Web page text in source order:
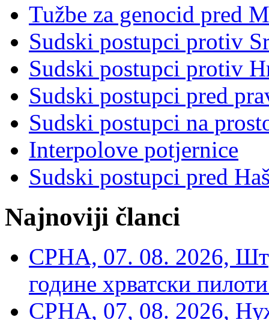
Tužbe za genocid pred
Sudski postupci protiv
Sudski postupci protiv
Sudski postupci pred
Sudski postupci na
Interpolove potjernice
Sudski postupci pred
Najnoviji članci
СРНА, 07. 08. 2026,
године хрватски
СРНА, 07, 08. 2026,